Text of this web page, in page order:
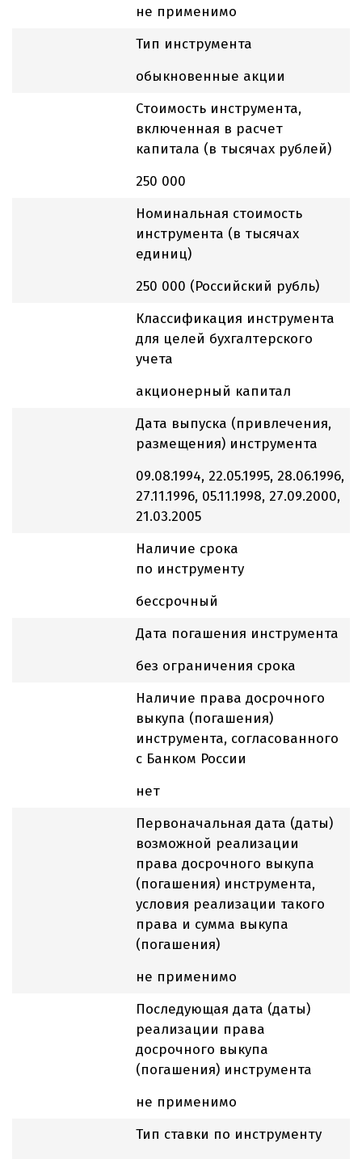
не применимо
Тип инструмента
обыкновенные акции
Стоимость инструмента,
включенная в расчет
капитала (в тысячах рублей)
250 000
Номинальная стоимость
инструмента (в тысячах
единиц)
250 000 (Российский рубль)
Классификация инструмента
для целей бухгалтерского
учета
акционерный капитал
Дата выпуска (привлечения,
размещения) инструмента
09.08.1994, 22.05.1995, 28.06.1996,
27.11.1996, 05.11.1998, 27.09.2000,
21.03.2005
Наличие срока
по инструменту
бессрочный
Дата погашения инструмента
без ограничения срока
Наличие права досрочного
выкупа (погашения)
инструмента, согласованного
с Банком России
нет
Первоначальная дата (даты)
возможной реализации
права досрочного выкупа
(погашения) инструмента,
условия реализации такого
права и сумма выкупа
(погашения)
не применимо
Последующая дата (даты)
реализации права
досрочного выкупа
(погашения) инструмента
не применимо
Тип ставки по инструменту